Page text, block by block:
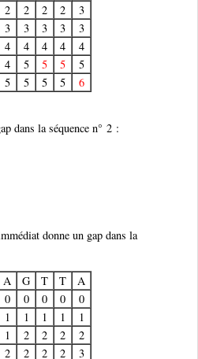
2 2 2 2
3
3 3 3 3
3
4 4 4 4
4
4 5 5 5
5
5 5 5 5 6
dans la séquence n° 2 :
donne un gap dans la
A G T T
A
0 0 0 0
0
1 1 1 1
1
1 2 2 2
2
2 2 2 2 3